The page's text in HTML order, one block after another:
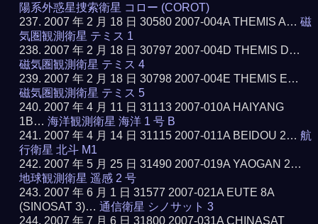
陽系外惑星捜索衛星 コロー (COROT)
2007 年 2 月 18 日 30580 2007-004A THEMIS A…磁
気圏観測衛星 テミス 1
2007 年 2 月 18 日 30797 2007-004D THEMIS D…
磁気圏観測衛星 テミス 4
2007 年 2 月 18 日 30798 2007-004E THEMIS E…
磁気圏観測衛星 テミス 5
2007 年 4 月 11 日 31113 2007-010A HAIYANG
1B…海洋観測衛星 海洋 1 号 B
2007 年 4 月 14 日 31115 2007-011A BEIDOU 2…航
行衛星 北斗 M1
2007 年 5 月 25 日 31490 2007-019A YAOGAN 2…
地球観測衛星 遥感 2 号
2007 年 6 月 1 日 31577 2007-021A EUTE 8A
(SINOSAT 3)…通信衛星 シノサット 3
2007 年 7 月 6 日 31800 2007-031A CHINASAT